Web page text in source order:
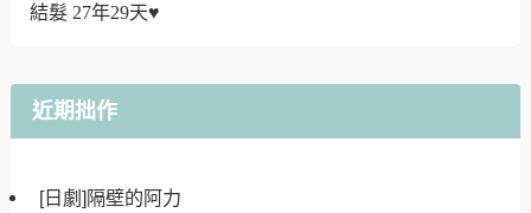
結髮 27年29天♥
近期拙作
[日劇]隔壁的阿力